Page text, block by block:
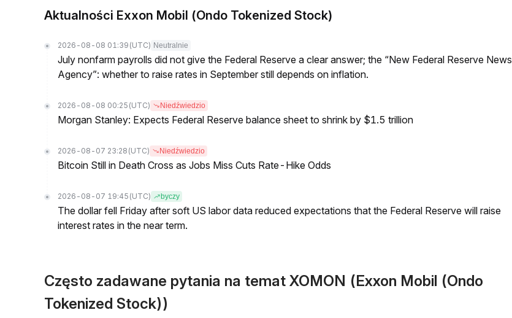
Aktualności Exxon Mobil (Ondo Tokenized Stock)
2026-08-08 01:39 (UTC) Neutralnie
July nonfarm payrolls did not give the Federal Reserve a clear answer; the “New Federal Reserve News
Agency”: whether to raise rates in September still depends on inflation.
2026-08-08 00:25 (UTC) Niedźwiedzio
Morgan Stanley: Expects Federal Reserve balance sheet to shrink by $1.5 trillion
2026-08-07 23:28 (UTC) Niedźwiedzio
Bitcoin Still in Death Cross as Jobs Miss Cuts Rate-Hike Odds
2026-08-07 19:45 (UTC) byczy
The dollar fell Friday after soft US labor data reduced expectations that the Federal Reserve will raise
interest rates in the near term.
Często zadawane pytania na temat XOMON (Exxon Mobil (Ondo
Tokenized Stock))